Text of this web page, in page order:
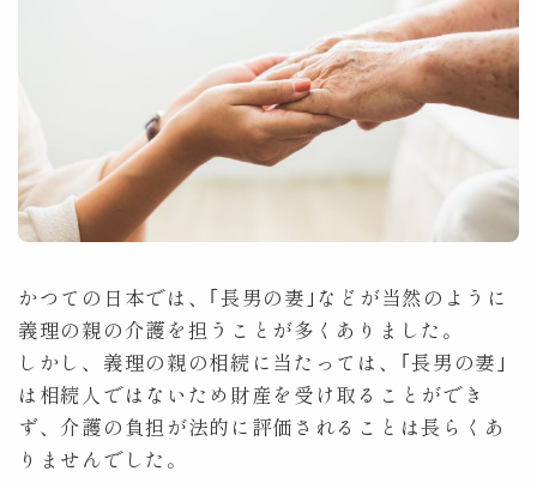
解決事例｜刑事事件
顧問契約 Counsel
費用
取扱分野 Practice
アクセス Access
コラム Column
かつての日本では、｢長男の妻｣などが当然のように
義理の親の介護を担うことが多くありました。
しかし、義理の親の相続に当たっては、｢長男の妻｣
は相続人ではないため財産を受け取ることができ
ず、介護の負担が法的に評価されることは長らくあ
りませんでした。